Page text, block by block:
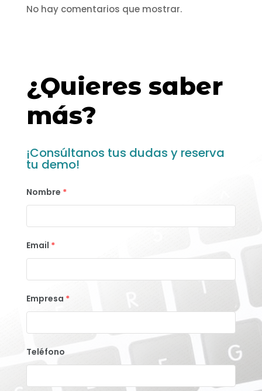
No hay comentarios que mostrar.
¿Quieres saber
más?
¡Consúltanos tus dudas y reserva
tu demo!
Nombre *
Email *
Empresa *
Teléfono